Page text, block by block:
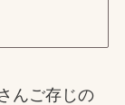
んご存じの